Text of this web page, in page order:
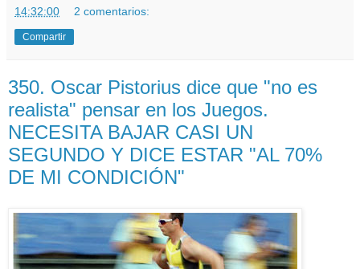
14:32:00
2 comentarios:
Compartir
350. Oscar Pistorius dice que "no es
realista" pensar en los Juegos.
NECESITA BAJAR CASI UN
SEGUNDO Y DICE ESTAR "AL 70%
DE MI CONDICIÓN"